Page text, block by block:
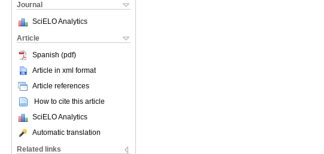
Journal
SciELO Analytics
Article
Spanish (pdf)
Article in xml format
Article references
How to cite this article
SciELO Analytics
Automatic translation
Related links